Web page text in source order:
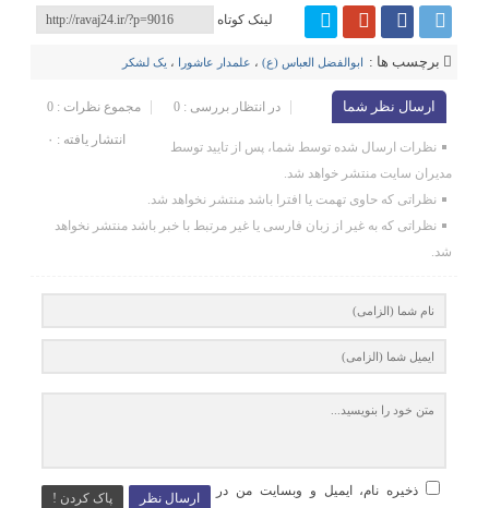
لینک کوتاه
برچسب ها : ابوالفضل العباس (ع) ، علمدار عاشورا ، یک لشکر
ارسال نظر شما مجموع نظرات : 0 در انتظار بررسی : 0
انتشار یافته : ۰
نظرات ارسال شده توسط شما، پس از تایید توسط
مدیران سایت منتشر خواهد شد.
نظراتی که حاوی تهمت یا افترا باشد منتشر نخواهد شد.
نظراتی که به غیر از زبان فارسی یا غیر مرتبط با خبر باشد منتشر نخواهد
شد.
ارسال نظر پاک کردن !
ذخیره نام، ایمیل و وبسایت من در